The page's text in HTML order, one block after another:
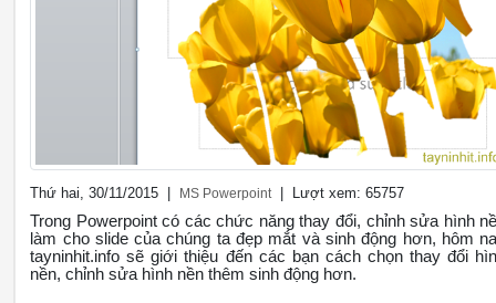
Thứ hai, 30/11/2015 | MS Powerpoint | Lượt xem: 65757
Trong Powerpoint có các chức năng thay đổi, chỉnh sửa hình
làm cho slide của chúng ta đẹp mắt và sinh động hơn, hôm
tayninhit.info sẽ giới thiệu đến các bạn cách chọn thay đổi
nền, chỉnh sửa hình nền thêm sinh động hơn.